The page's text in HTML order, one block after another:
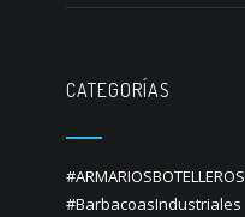
CATEGORÍAS
#ARMARIOSBOTELLEROS
#BarbacoasIndustriales